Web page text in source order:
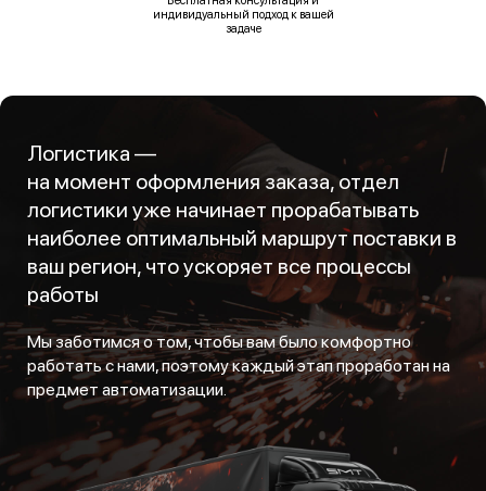
индивидуальный подход к вашей
задаче
Логистика —
на момент оформления заказа, отдел
логистики уже начинает прорабатывать
наиболее оптимальный маршрут поставки в
ваш регион, что ускоряет все процессы
работы
Мы заботимся о том, чтобы вам было комфортно
работать с нами, поэтому каждый этап проработан на
предмет автоматизации.